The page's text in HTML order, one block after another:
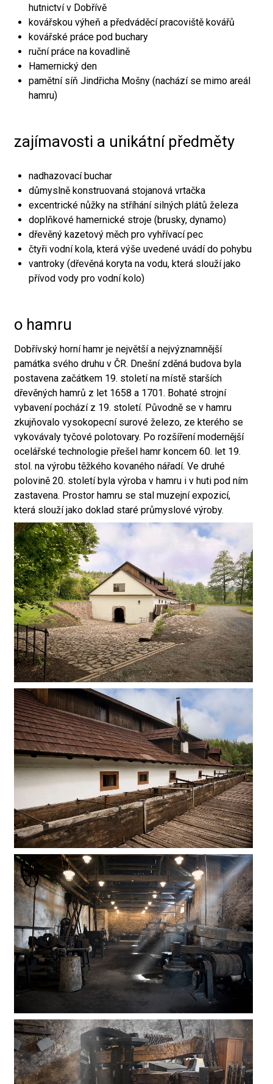
hutnictví v Dobřívě
kovářskou výheň a předváděcí pracoviště kovářů
kovářské práce pod buchary
ruční práce na kovadlině
Hamernický den
pamětní síň Jindřicha Mošny (nachází se mimo areál
hamru)
zajímavosti a unikátní předměty
nadhazovací buchar
důmyslně konstruovaná stojanová vrtačka
excentrické nůžky na stříhání silných plátů železa
doplňkové hamernické stroje (brusky, dynamo)
dřevěný kazetový měch pro vyhřívací pec
čtyři vodní kola, která výše uvedené uvádí do pohybu
vantroky (dřevěná koryta na vodu, která slouží jako
přívod vody pro vodní kolo)
o hamru
Dobřívský horní hamr je největší a nejvýznamnější
památka svého druhu v ČR. Dnešní zděná budova byla
postavena začátkem 19. století na místě starších
dřevěných hamrů z let 1658 a 1701. Bohaté strojní
vybavení pochází z 19. století. Původně se v hamru
zkujňovalo vysokopecní surové železo, ze kterého se
vykovávaly tyčové polotovary. Po rozšíření modernější
ocelářské technologie přešel hamr koncem 60. let 19.
stol. na výrobu těžkého kovaného nářadí. Ve druhé
polovině 20. století byla výroba v hamru i v huti pod ním
zastavena. Prostor hamru se stal muzejní expozicí,
která slouží jako doklad staré průmyslové výroby.